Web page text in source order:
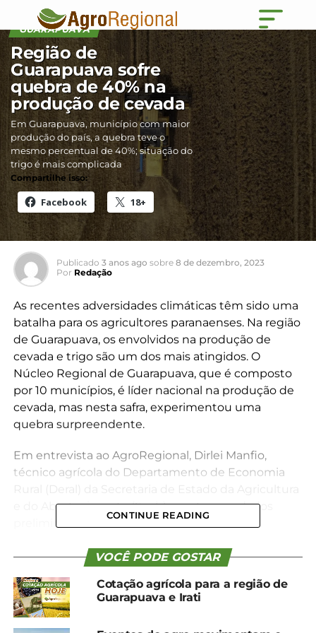
GUARAPUAVA
Região de
Guarapuava sofre
quebra de 40% na
produção de cevada
Em Guarapuava, município com maior
produção do país, a quebra teve o
mesmo percentual de 40%; situação do
trigo é mais complicada
Compartilhe isso:
Facebook 18+
Publicado 3 anos ago sobre 8 de dezembro, 2023
Por Redação
As recentes adversidades climáticas têm sido uma
batalha para os agricultores paranaenses. Na região
de Guarapuava, os envolvidos na produção de
cevada e trigo são um dos mais atingidos. O
Núcleo Regional de Guarapuava, que é composto
por 10 municípios, é líder nacional na produção de
cevada, mas nesta safra, experimentou uma
quebra surpreendente.
Em entrevista ao AgroRegional, Dirlei Manfio,
técnico agrícola do Departamento de Economia
e do Abastecimento (Seab), mostrou os dados
preliminares da safra atual.
“Nós tivemos algumas adversidades climáticas,
desde a fase inicial de plantio, e principalmente, na
fase final, próximo a colheita. O excesso de chuvas,
doenças e pragas impactaram significativamente a
produção de cevada”, afirmou. O Departamento,
CONTINUE READING
VOCÊ PODE GOSTAR
Cotação agrícola para a região de
Guarapuava e Irati